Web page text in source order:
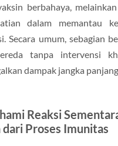
berbahaya,
dalam memantau
Secara umum, sebagian
tanpa intervensi
dampak jangka panjang.
Reaksi
dari Proses Imunitas